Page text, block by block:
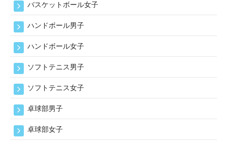
バスケットボール女子
ハンドボール男子
ハンドボール女子
ソフトテニス男子
ソフトテニス女子
卓球部男子
卓球部女子